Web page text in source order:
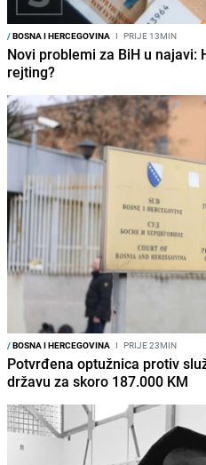
/BOSNA I HERCEGOVINA I PRIJE 13MIN
Novi problemi za BiH u
rejting?
/BOSNA I HERCEGOVINA I PRIJE 23MIN
Potvrđena optužnica protiv
državu za skoro 187.000 KM